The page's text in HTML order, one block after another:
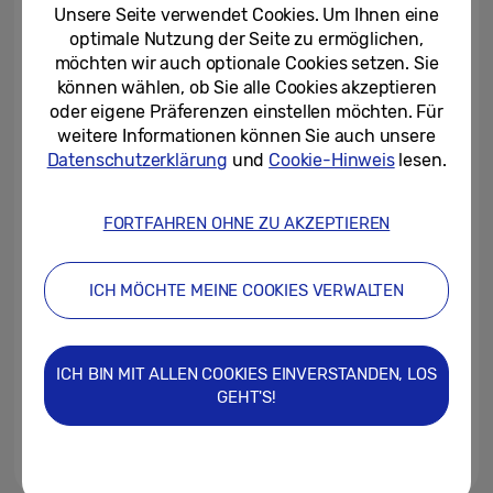
Olympia-Kampagne in die...
02/02/2026
Optimierter
Versicherungsschutz dank
Samsung Care+
Bald verfügbar: eine neue Ebene
Samsung präsentiert die Galaxy
Z Flip7 Olympic Edition für Milano
Cortina 2026
Unsere Seite verwendet Cookies. Um Ihnen eine
optimale Nutzung der Seite zu ermöglichen,
möchten wir auch optionale Cookies setzen. Sie
können wählen, ob Sie alle Cookies akzeptieren
oder eigene Präferenzen einstellen möchten. Für
weitere Informationen können Sie auch unsere
Datenschutzerklärung und Cookie-Hinweislesen.
FORTFAHREN OHNE ZU AKZEPTIEREN
ICH MÖCHTE MEINE COOKIES VERWALTEN
ICH BIN MIT ALLEN COOKIES EINVERSTANDEN, LOS
GEHT'S!